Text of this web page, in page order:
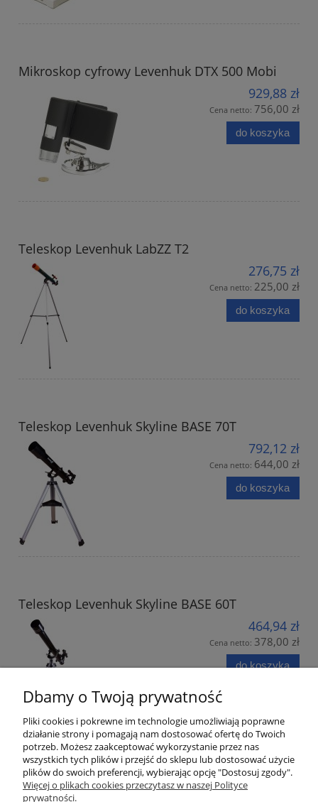
Mikroskop cyfrowy Levenhuk DTX 500 Mobi
929,88 zł
Cena netto: 756,00 zł
do koszyka
Teleskop Levenhuk LabZZ T2
276,75 zł
Cena netto: 225,00 zł
do koszyka
Teleskop Levenhuk Skyline BASE 70T
792,12 zł
Cena netto: 644,00 zł
do koszyka
Teleskop Levenhuk Skyline BASE 60T
464,94 zł
Cena netto: 378,00 zł
do koszyka
Informacje
Dbamy o Twoją prywatność
Pliki cookies i pokrewne im technologie umożliwiają poprawne
działanie strony i pomagają nam dostosować ofertę do Twoich
potrzeb. Możesz zaakceptować wykorzystanie przez nas
wszystkich tych plików i przejść do sklepu lub dostosować użycie
plików do swoich preferencji, wybierając opcję "Dostosuj zgody".
Więcej o plikach cookies przeczytasz w naszej Polityce
prywatności.